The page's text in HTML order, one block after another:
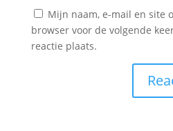
Mijn naam, e-mail en site
browser voor de volgende
reactie plaats.